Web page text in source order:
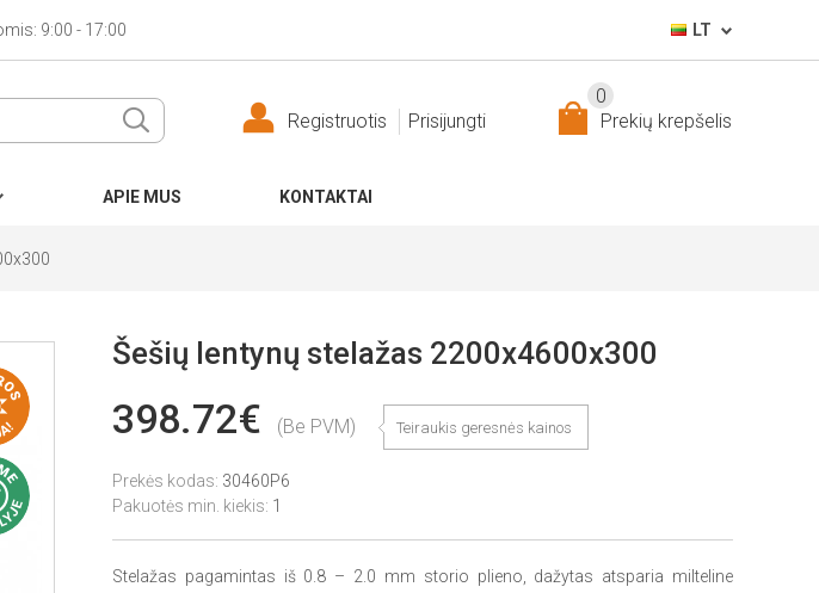
9:00 - 17:00 LT
Prekių krepšelis
0
Registruotis
Prisijungti
APIE MUS KONTAKTAI
Šešių lentynų stelažas 2200x4600x300
398.72€ (Be PVM) Teiraukis geresnės kainos
Prekės kodas: 30460P6
Pakuotės min. kiekis: 1
Stelažas pagamintas iš 0.8 – 2.0 mm storio plieno, dažytas atsparia milteline